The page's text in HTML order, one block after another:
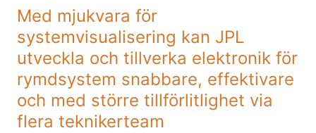
Med mjukvara för
systemvisualisering kan JPL
utveckla och tillverka elektronik för
rymdsystem snabbare, effektivare
och med större tillförlitlighet via
flera teknikerteam